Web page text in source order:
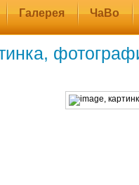
Галерея ЧаВо